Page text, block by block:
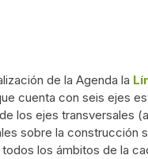
de la Agenda la
cuenta con seis ejes
los ejes transversales
sobre la construcción
los ámbitos de la